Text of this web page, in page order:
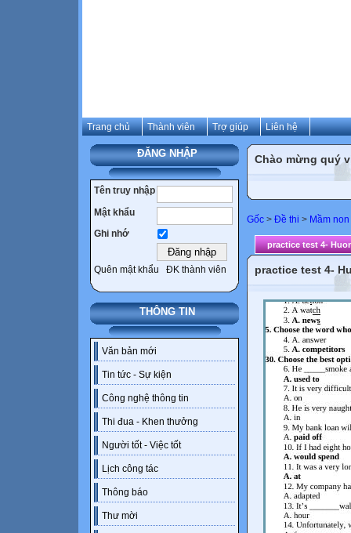
Trang chủ Thành viên Trợ giúp Liên hệ
ĐĂNG NHẬP
Tên truy nhập
Mật khẩu
Ghi nhớ
Quên mật khẩu ĐK thành viên
THÔNG TIN
Văn bản mới
Tin tức - Sự kiện
Công nghệ thông tin
Thi đua - Khen thưởng
Người tốt - Việc tốt
Lịch công tác
Thông báo
Thư mời
Chào mừng quý
Gốc > Đề thi > Mầm non
practice test 4-
practice test 4-